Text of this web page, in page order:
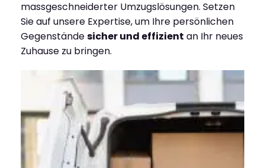
massgeschneiderter Umzugslösungen. Setzen
Sie auf unsere Expertise, um Ihre persönlichen
Gegenständesicher und effizient an Ihr neues
Zuhause zu bringen.